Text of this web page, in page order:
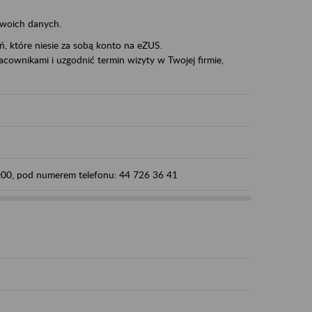
danych.
które niesie za sobą konto na eZUS.
i uzgodnić termin wizyty w Twojej firmie,
pod numerem telefonu: 44 726 36 41